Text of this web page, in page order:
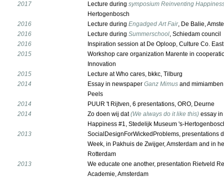
2017
Lecture during symposium Reinventing
Hertogenbosch
2016
Lecture during Engadged Art Fair, De Balie,
2016
Lecture during Summerschool, Schiedam council
2016
Inspiration session at De Oploop, Culture Co.
2015
Workshop care organization Marente in
Innovation
2015
Lecture at Who cares, bkkc, Tilburg
2014
Essay in newspaper Ganz Mimus and
Peels
2014
PUUR 't Rijtven, 6 presentations, ORO, Deurne
2014
Zo doen wij dat(We always do it like this) essay
Happiness #1, Stedelijk Museum 's-
2013
SocialDesignForWickedProblems, presentations
Week, in Pakhuis de Zwijger, Amsterdam and in
Rotterdam
2013
We educate one another, presentation Rietveld
Academie, Amsterdam